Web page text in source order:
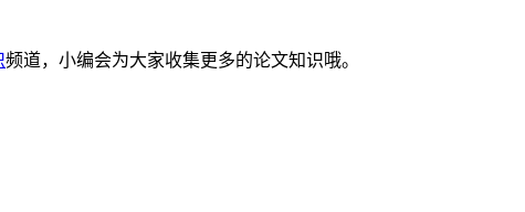
频道，小编会为大家收集更多的论文知识哦。